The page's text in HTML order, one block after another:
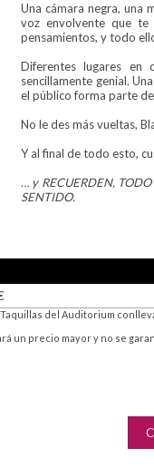
Una cámara negra, una
voz envolvente que te
pensamientos, y todo
Diferentes lugares en
sencillamente genial.
el público forma parte
No le des más vueltas,
Y al final de todo esto,
… y RECUERDEN,
SENTIDO.
del Auditorium
un precio mayor y no se